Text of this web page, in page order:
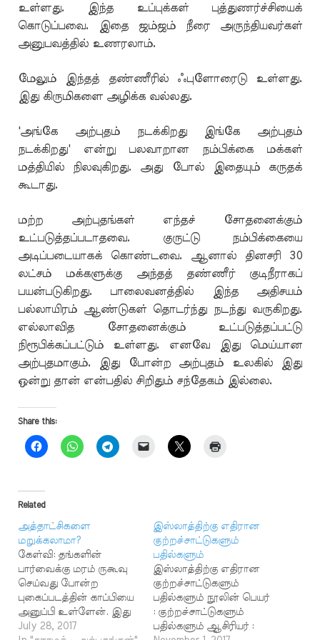
உள்ளது. இந்த உப்புக்கள் புத்துணர்ச்சியைக்
கொடுப்பவை. இதை ஜம்ஜம் நீரை அருந்தியவர்கள்
அனுபவத்தில் உணரலாம்.
மேலும் இந்தத் தண்ணீரில் ஃபுளோரைடு உள்ளது.
இது கிருமிகளை அழிக்க வல்லது.
'அங்கே அற்புதம் நடக்கிறது இங்கே அற்புதம்
நடக்கிறது' என்று பலவாறான நம்பிக்கை மக்கள்
மத்தியில் நிலவுகிறது. அது போல் இதையும் கருதக்
கூடாது.
மற்ற அற்புதங்கள் எந்தச் சோதனைக்கும்
உட்படுத்தப்படாதவை. குருட்டு நம்பிக்கையை
அடிப்படையாகக் கொண்டவை. ஆனால் தினசரி 30
லட்சம் மக்களுக்கு அந்தத் தண்ணீர் குடிநீராகப்
பயன்படுகிறது. பாலைவனத்தில் இந்த அதிசயம்
பல்லாயிரம் ஆண்டுகள் தொடர்ந்து நடந்து வருகிறது.
எல்லாவித சோதனைக்கும் உட்படுத்தப்பட்டு
நிரூபிக்கப்பட்டும் உள்ளது. எனவே இது மெய்யான
அற்புதமாகும். இது போன்ற அற்புதம் உலகில் இது
ஒன்று தான் என்பதில் சிறிதும் சந்தேகம் இல்லை.
Share this:
Related
அத்தாட்சிகளை
மறுக்கலாமா?
கேள்வி: தங்களின்
பார்வைக்கு மரம் ருகூவு
செய்வது போன்ற
புகைப்படத்தின் காப்பியை
அனுப்பி உள்ளேன். இது
போன்ற வேறு சில
July 28, 2017
இஸ்லாத்திற்கு எதிரான
குற்றச்சாட்டுகளும்
பதில்களும்
இஸ்லாத்திற்கு எதிரான
குற்றச்சாட்டுகளும்
பதில்களும் நூலின் பெயர்
: குற்றச்சாட்டுகளும்
பதில்களும் ஆசிரியர் :